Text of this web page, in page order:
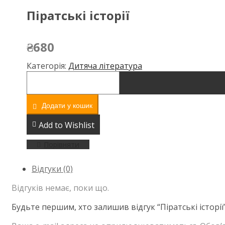
Піратські історії
₴680
Категорія: Дитяча література
Додати у кошик
Add to Wishlist
Відгуки (0)
Відгуків немає, поки що.
Будьте першим, хто залишив відгук “Піратські